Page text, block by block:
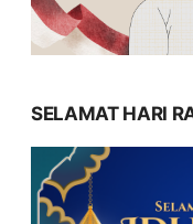
SELAMAT HARI